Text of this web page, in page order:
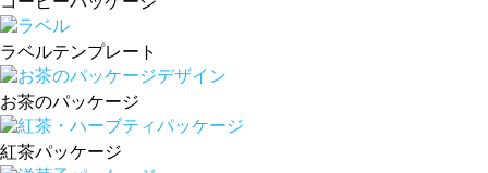
ラベルテンプレート
お茶のパッケージ
紅茶パッケージ